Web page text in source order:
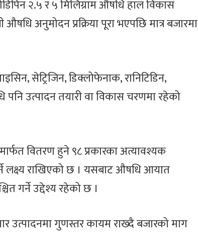
२.५ र ५ मिलिग्राम औषधि हाल विकास
अनुमोदन प्रक्रिया पूरा भएपछि मात्र बजारमा
सेट्रिजिन, डिक्लोफेनाक, रानिटिडिन,
उत्पादन तयारी वा विकास चरणमा रहेको
वितरण हुने ९८ प्रकारका अत्यावश्यक
लक्ष्य राखिएको छ । यसबाट औषधि आयात
गर्ने उद्देश्य रहेको छ ।
उत्पादनमा गुणस्तर कायम राख्दै बजारको माग